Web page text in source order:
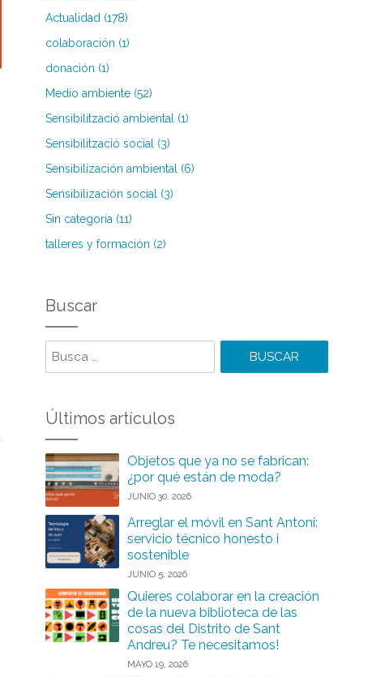
Actualidad (178)
colaboración (1)
donación (1)
Medio ambiente (52)
Sensibilització ambiental (1)
Sensibilització social (3)
Sensibilización ambiental (6)
Sensibilización social (3)
Sin categoría (11)
talleres y formación (2)
Buscar
Últimos artículos
Objetos que ya no se fabrican:
¿por qué están de moda?
JUNIO 30, 2026
Arreglar el móvil en Sant Antoni:
servicio técnico honesto i
sostenible
JUNIO 5, 2026
Quieres colaborar en la creación
de la nueva biblioteca de las
cosas del Distrito de Sant
Andreu? Te necesitamos!
MAYO 19, 2026